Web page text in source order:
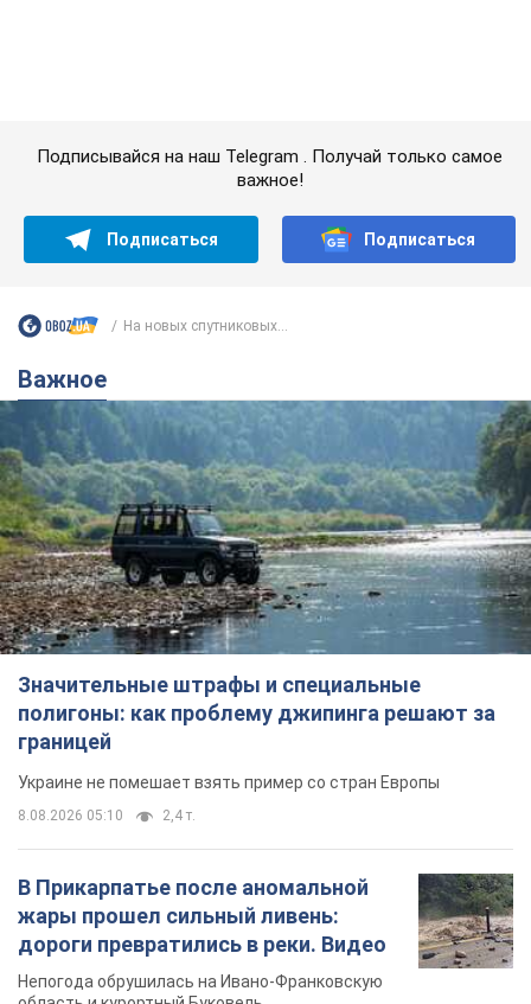
Значительные штрафы и специальные
полигоны: как проблему джипинга решают за
границей
Украине не помешает взять пример со стран Европы
8.08.2026 05:10 2,4 т.
В Прикарпатье после аномальной
жары прошел сильный ливень:
дороги превратились в реки. Видео
Непогода обрушилась на Ивано-Франковскую
область и курортный Буковель
34,6 т.
Женщине начислили 729 тыс. грн
долга за газ из-за показаний
неисправного счетчика: судья
вынес неожиданное решение
Нужно ли платить долг из-за доначисления
11 часов назад 31,5 т.